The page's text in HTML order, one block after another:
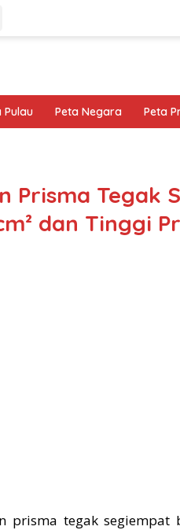
Pulau Peta Negara Peta
Prisma Tegak
dan Tinggi
prisma tegak segiempat